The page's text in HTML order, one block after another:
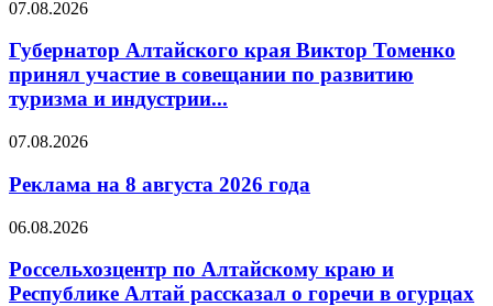
07.08.2026
Губернатор Алтайского края Виктор Томенко
принял участие в совещании по развитию
туризма и индустрии...
07.08.2026
Реклама на 8 августа 2026 года
06.08.2026
Россельхозцентр по Алтайскому краю и
Республике Алтай рассказал о горечи в огурцах